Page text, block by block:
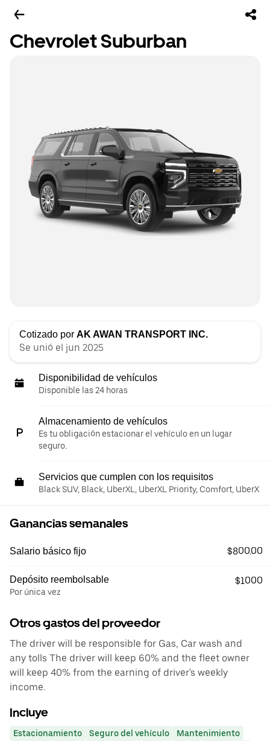
Chevrolet Suburban
Cotizado por AK AWAN TRANSPORT INC.
Se unió el jun 2025
Disponibilidad de vehículos
Disponible las 24 horas
Almacenamiento de vehículos
Es tu obligación estacionar el vehículo en un lugar
seguro.
Servicios que cumplen con los requisitos
Black SUV, Black, UberXL, UberXL Priority, Comfort, UberX
Ganancias semanales
Salario básico fijo $800.00
Depósito reembolsable
Por única vez
$1000
Otros gastos del proveedor
The driver will be responsible for Gas, Car wash and
any tolls The driver will keep 60% and the fleet owner
will keep 40% from the earning of driver's weekly
income.
Incluye
Estacionamiento Seguro del vehículo
Mantenimiento